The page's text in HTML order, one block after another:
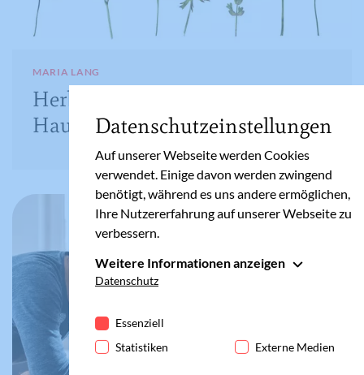
MARIA LANG
Herbarium: Idee für den
Hausunterricht
Datenschutzeinstellungen
Auf unserer Webseite werden Cookies
verwendet. Einige davon werden zwingend
benötigt, während es uns andere ermöglichen,
Ihre Nutzererfahrung auf unserer Webseite zu
verbessern.
Essenziell
Funktionen der Webseite benötigt. Dadurch ist
gewährleistet, dass die Webseite einwandfrei
funktioniert.
Weitere Informationen anzeigen
Datenschutz
Essenziell
Statistiken
Externe Medien